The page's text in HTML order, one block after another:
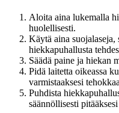
Aloita aina lukemalla
huolellisesti.
Käytä aina suojalaseja,
hiekkapuhallusta
Säädä paine ja hiekan
Pidä laitetta oikeassa
varmistaaksesi
Puhdista
säännöllisesti